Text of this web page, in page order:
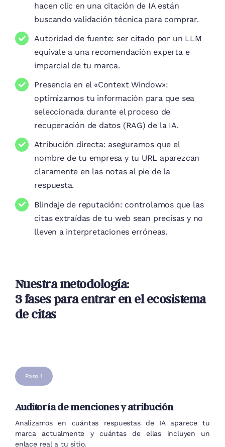
hacen clic en una citación de IA están
buscando validación técnica para comprar.
Autoridad de fuente: ser citado por un LLM
equivale a una recomendación experta e
imparcial de tu marca.
Presencia en el «Context Window»:
optimizamos tu información para que sea
seleccionada durante el proceso de
recuperación de datos (RAG) de la IA.
Atribución directa: aseguramos que el
nombre de tu empresa y tu URL aparezcan
claramente en las notas al pie de la
respuesta.
Blindaje de reputación: controlamos que las
citas extraídas de tu web sean precisas y no
lleven a interpretaciones erróneas.
Nuestra metodología:
3 fases para entrar en el ecosistema
de citas
Paso 1
Auditoría de menciones y atribución
Analizamos en cuántas respuestas de IA aparece tu
marca actualmente y cuántas de ellas incluyen un
enlace real a tu sitio.